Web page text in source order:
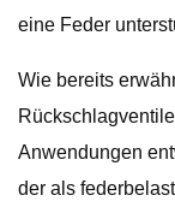
eine Feder
Wie bereits
Anwendungen
der als